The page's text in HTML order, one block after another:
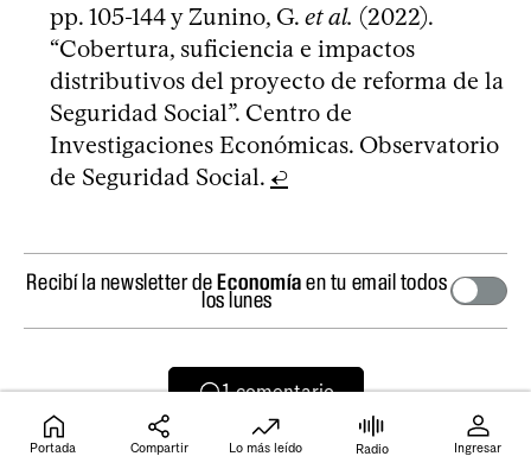
pp. 105-144 y Zunino, G. et al. (2022).
“Cobertura, suficiencia e impactos
distributivos del proyecto de reforma de la
Seguridad Social”. Centro de
Investigaciones Económicas. Observatorio
de Seguridad Social. ↩
Recibí la newsletter deEconomíaen tu email todos
los lunes
1 comentario
Portada Compartir Lo más leído Radio Ingresar